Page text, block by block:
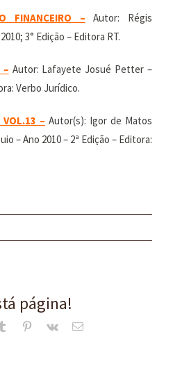
FINANCEIRO – Autor: Régis
3° Edição – Editora RT.
– Autor: Lafayete Josué Petter –
Verbo Jurídico.
VOL.13 – Autor(s): Igor de Matos
– Ano 2010 – 2ª Edição – Editora:
página!
Tumblr Pinterest
Vk
E-